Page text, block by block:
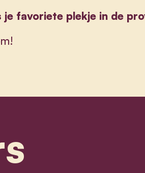
je favoriete plekje in de